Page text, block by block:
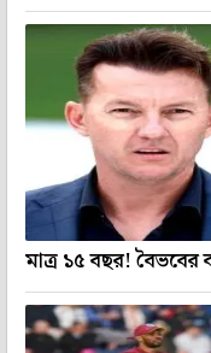
মাত্র ১৫ বছর! বৈভবের